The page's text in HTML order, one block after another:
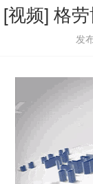
[视频] 格
发